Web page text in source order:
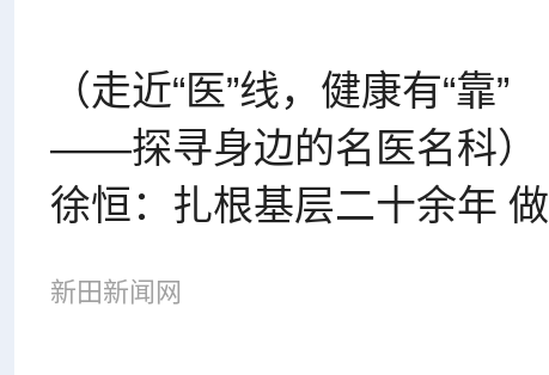
（走近“医”线，健康有“靠”
——探寻身边的名医名科）
徐恒：扎根基层二十余年 做
新田新闻网